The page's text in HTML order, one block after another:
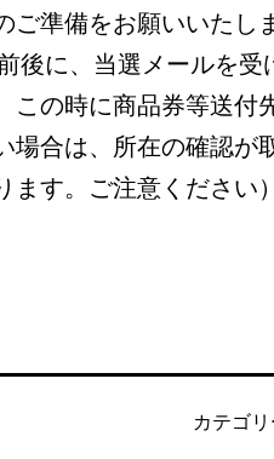
準備をお願いいたし
後に、当選メールを
この時に商品券等送付
場合は、所在の確認が
ます。ご注意ください）
カテゴリ